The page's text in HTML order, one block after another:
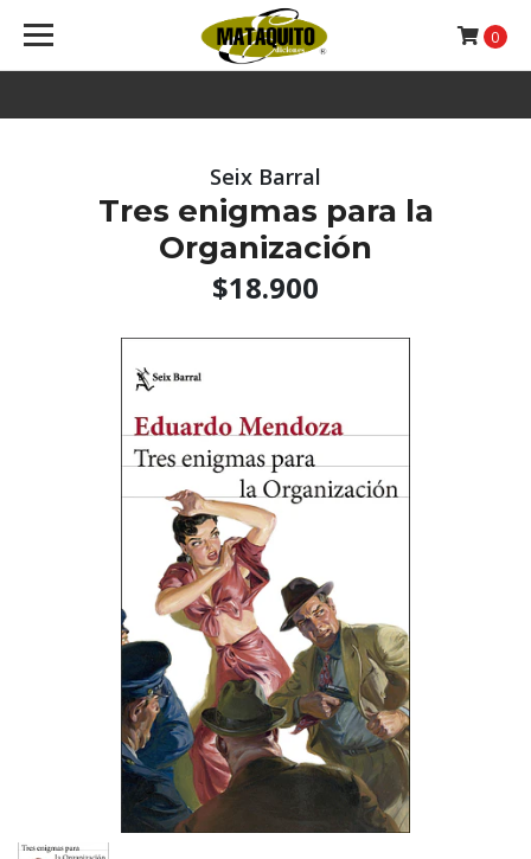
0
Seix Barral
Tres enigmas para la
Organización
$18.900